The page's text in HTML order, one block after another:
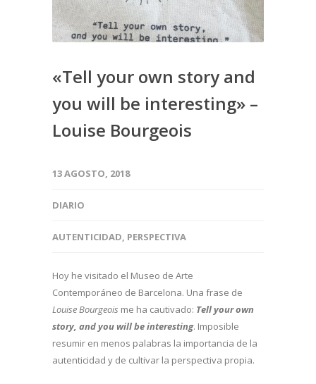
«Tell your own story and
you will be interesting» –
Louise Bourgeois
13 AGOSTO, 2018
DIARIO
AUTENTICIDAD, PERSPECTIVA
Hoy he visitado el Museo de Arte
Contemporáneo de Barcelona. Una frase de
Louise Bourgeois me ha cautivado: Tell your own
story, and you will be interesting. Imposible
resumir en menos palabras la importancia de la
autenticidad y de cultivar la perspectiva propia.